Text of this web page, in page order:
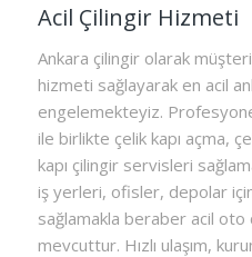
Acil Çilingir Hizmeti
Ankara çilingir olarak
hizmeti sağlayarak en acil
engelemekteyiz.
ile birlikte çelik kapı açma,
kapı çilingir servisleri
iş yerleri, ofisler, depolar
sağlamakla beraber acil
mevcuttur. Hızlı ulaşım,